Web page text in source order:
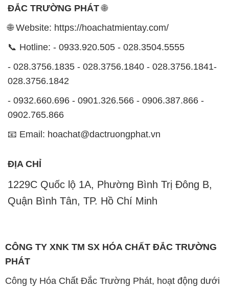
ĐẮC TRƯỜNG PHÁT🌐
🌐 Website: https://hoachatmientay.com/
📞 Hotline: - 0933.920.505 - 028.3504.5555
- 028.3756.1835 - 028.3756.1840 - 028.3756.1841-
028.3756.1842
- 0932.660.696 - 0901.326.566 - 0906.387.866 -
0902.765.866
📧 Email: hoachat@dactruongphat.vn
ĐỊA CHỈ
1229C Quốc lộ 1A, Phường Bình Trị Đông B,
Quận Bình Tân, TP. Hồ Chí Minh
CÔNG TY XNK TM SX HÓA CHẤT ĐẮC TRƯỜNG
PHÁT
Công ty Hóa Chất Đắc Trường Phát, hoạt động dưới